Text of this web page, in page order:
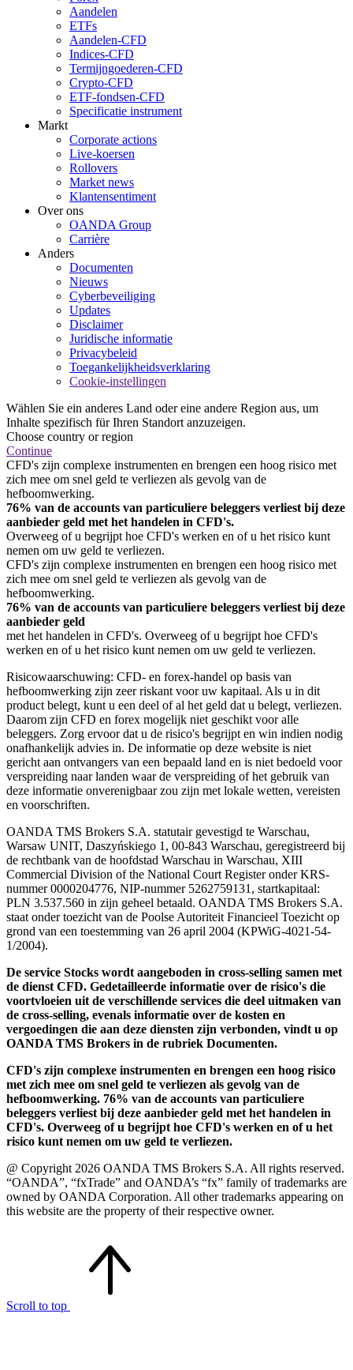
Aandelen
ETFs
Aandelen-CFD
Indices-CFD
Termijngoederen-CFD
Crypto-CFD
ETF-fondsen-CFD
Specificatie instrument
Markt
Corporate actions
Live-koersen
Rollovers
Market news
Klantensentiment
Over ons
OANDA Group
Carrière
Anders
Documenten
Nieuws
Cyberbeveiliging
Updates
Disclaimer
Juridische informatie
Privacybeleid
Toegankelijkheidsverklaring
Cookie-instellingen
Wählen Sie ein anderes Land oder eine andere Region aus, um
Inhalte spezifisch für Ihren Standort anzuzeigen.
Choose country or region
Continue
CFD's zijn complexe instrumenten en brengen een hoog risico met
zich mee om snel geld te verliezen als gevolg van de
hefboomwerking.
76% van de accounts van particuliere beleggers verliest bij deze
aanbieder geld met het handelen in CFD's.
Overweeg of u begrijpt hoe CFD's werken en of u het risico kunt
nemen om uw geld te verliezen.
CFD's zijn complexe instrumenten en brengen een hoog risico met
zich mee om snel geld te verliezen als gevolg van de
hefboomwerking.
76% van de accounts van particuliere beleggers verliest bij deze
aanbieder geld
met het handelen in CFD's. Overweeg of u begrijpt hoe CFD's
werken en of u het risico kunt nemen om uw geld te verliezen.
Risicowaarschuwing: CFD- en forex-handel op basis van
hefboomwerking zijn zeer riskant voor uw kapitaal. Als u in dit
product belegt, kunt u een deel of al het geld dat u belegt, verliezen.
Daarom zijn CFD en forex mogelijk niet geschikt voor alle
beleggers. Zorg ervoor dat u de risico's begrijpt en win indien nodig
onafhankelijk advies in. De informatie op deze website is niet
gericht aan ontvangers van een bepaald land en is niet bedoeld voor
verspreiding naar landen waar de verspreiding of het gebruik van
deze informatie onverenigbaar zou zijn met lokale wetten, vereisten
en voorschriften.
OANDA TMS Brokers S.A. statutair gevestigd te Warschau,
Warsaw UNIT, Daszyńskiego 1, 00-843 Warschau, geregistreerd bij
de rechtbank van de hoofdstad Warschau in Warschau, XIII
Commercial Division of the National Court Register onder KRS-
nummer 0000204776, NIP-nummer 5262759131, startkapitaal:
PLN 3.537.560 in zijn geheel betaald. OANDA TMS Brokers S.A.
staat onder toezicht van de Poolse Autoriteit Financieel Toezicht op
grond van een toestemming van 26 april 2004 (KPWiG-4021-54-
1/2004).
De service Stocks wordt aangeboden in cross-selling samen met
de dienst CFD. Gedetailleerde informatie over de risico's die
voortvloeien uit de verschillende services die deel uitmaken van
de cross-selling, evenals informatie over de kosten en
vergoedingen die aan deze diensten zijn verbonden, vindt u op
OANDA TMS Brokers in de rubriek Documenten.
CFD's zijn complexe instrumenten en brengen een hoog risico
met zich mee om snel geld te verliezen als gevolg van de
hefboomwerking. 76% van de accounts van particuliere
beleggers verliest bij deze aanbieder geld met het handelen in
CFD's. Overweeg of u begrijpt hoe CFD's werken en of u het
risico kunt nemen om uw geld te verliezen.
@ Copyright 2026 OANDA TMS Brokers S.A. All rights reserved.
“OANDA”, “fxTrade” and OANDA’s “fx” family of trademarks are
owned by OANDA Corporation. All other trademarks appearing on
this website are the property of their respective owner.
Scroll to top